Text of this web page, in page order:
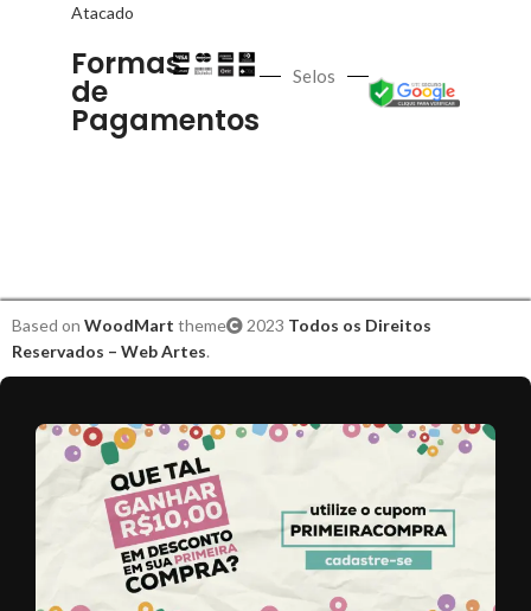
Atacado
Formas
de
Pagamentos
Selos
Based on WoodMart theme 2023 Todos os Direitos
Reservados – Web Artes.